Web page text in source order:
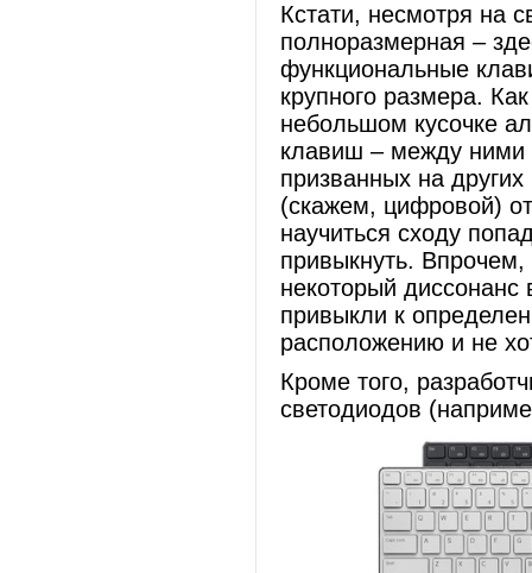
Кстати, несмотря на
полноразмерная –
функциональные
крупного размера.
небольшом кусочке
клавиш – между ними
призванных на
(скажем, цифровой)
научиться сходу
привыкнуть.
некоторый
привыкли к
расположению и не
Кроме того,
светодиодов